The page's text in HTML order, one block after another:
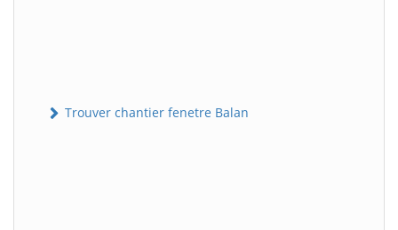
Trouver chantier fenetre Balan